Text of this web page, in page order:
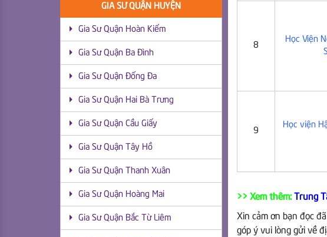
8
Học Viện
9
Học viện
>> Xem thêm: Trung
Xin cảm ơn bạn đọc
góp ý vui lòng gửi về
GIA SƯ QUẬN HUYỆN
Gia Sư Quận Hoàn Kiếm
Gia Sư Quận Ba Đình
Gia Sư Quận Đống Đa
Gia Sư Quận Hai Bà Trưng
Gia Sư Quận Cầu Giấy
Gia Sư Quận Tây Hồ
Gia Sư Quận Thanh Xuân
Gia Sư Quận Hoàng Mai
Gia Sư Quận Bắc Từ Liêm